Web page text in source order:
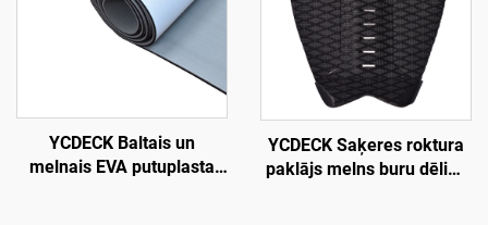
YCDECK Baltais un
melnais EVA putuplasta
YCDECK Saķeres roktura
paklājs melns buru dēlim,